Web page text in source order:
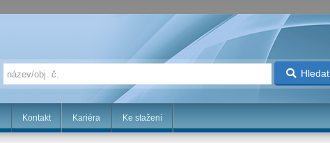
Hledat
Kontakt Kariéra Ke stažení